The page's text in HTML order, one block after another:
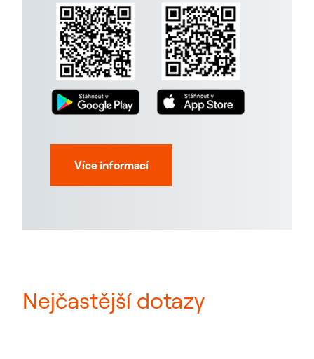
Více informací
Nejčastější dotazy